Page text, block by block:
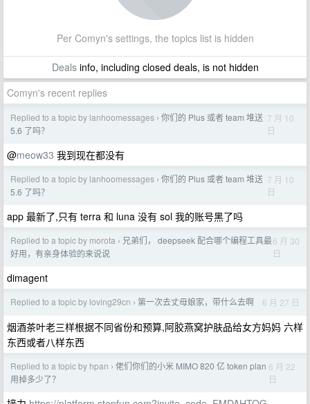
Per Comyn's settings, the topics list is hidden
Dealsinfo, including closed deals, is not hidden
Comyn's recent replies
Replied to a topic by lanhoomessages › 你们的 Plus 或者 team 堆送
5.6 了吗？
7 月 10
日
@meow33 我到现在都没有
Replied to a topic by lanhoomessages › 你们的 Plus 或者 team 堆送
5.6 了吗？
7 月 10
日
app 最新了,只有 terra 和 luna 没有 sol 我的账号黑了吗
Replied to a topic by morota › 兄弟们， deepseek 配合哪个编程工具最
好用，有亲身体验的来说说
6 月 30
日
dimagent
Replied to a topic by loving29cn › 第一次去丈母娘家，带什么去啊 6 月 27 日
烟酒茶叶老三样根据不同省份和预算,阿胶燕窝护肤品给女方妈妈 六样
东西或者八样东西
Replied to a topic by hpan › 佬们你们的小米 MIMO 820 亿 token plan
用掉多少了？
6 月 22
日